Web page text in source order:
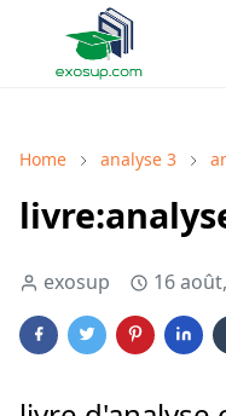
Home analyse 3
exosup 16